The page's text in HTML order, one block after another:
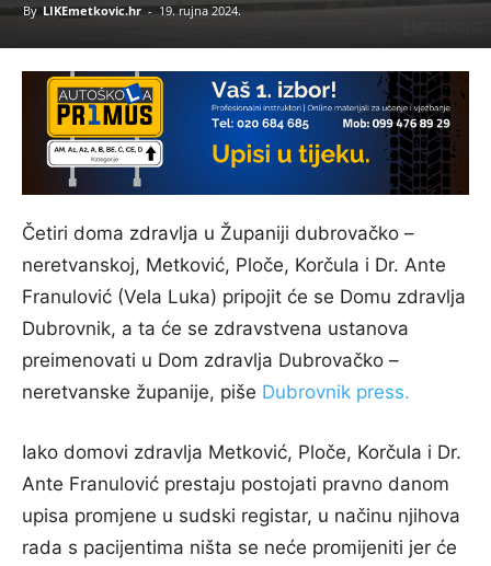
By LIKEmetkovic.hr - 19. rujna 2024.
Četiri doma zdravlja u Županiji dubrovačko –
neretvanskoj, Metković, Ploče, Korčula i Dr. Ante
Franulović (Vela Luka) pripojit će se Domu zdravlja
Dubrovnik, a ta će se zdravstvena ustanova
preimenovati u Dom zdravlja Dubrovačko –
neretvanske županije, piše Dubrovnik press.
Iako domovi zdravlja Metković, Ploče, Korčula i Dr.
Ante Franulović prestaju postojati pravno danom
upisa promjene u sudski registar, u načinu njihova
rada s pacijentima ništa se neće promijeniti jer će